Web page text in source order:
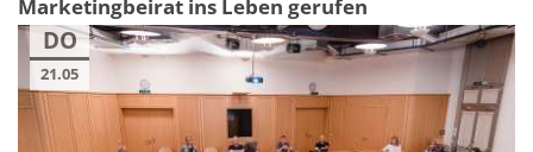
Marketingbeirat ins Leben gerufen
DO
21.05